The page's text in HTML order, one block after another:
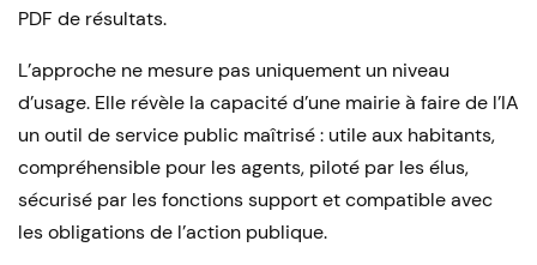
PDF de résultats.
L’approche ne mesure pas uniquement un niveau
d’usage. Elle révèle la capacité d’une mairie à faire de l’IA
un outil de service public maîtrisé : utile aux habitants,
compréhensible pour les agents, piloté par les élus,
sécurisé par les fonctions support et compatible avec
les obligations de l’action publique.